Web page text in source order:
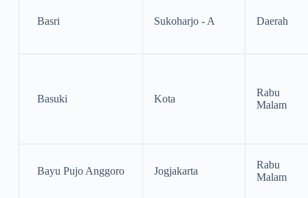
Basri Sukoharjo - A Daerah
Basuki Kota
Rabu
Malam
Bayu Pujo Anggoro Jogjakarta
Rabu
Malam